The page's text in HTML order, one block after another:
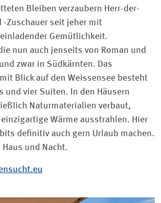
Bleiben verzaubern Herr-der-
-Zuschauer seit jeher mit
Gemütlichkeit.
nun auch jenseits von Roman und
zwar in Südkärnten. Das
Blick auf den Weissensee besteht
und vier Suiten. In den Häusern
Naturmaterialien verbaut,
Wärme ausstrahlen. Hier
definitiv auch gern Urlaub machen.
und Nacht.